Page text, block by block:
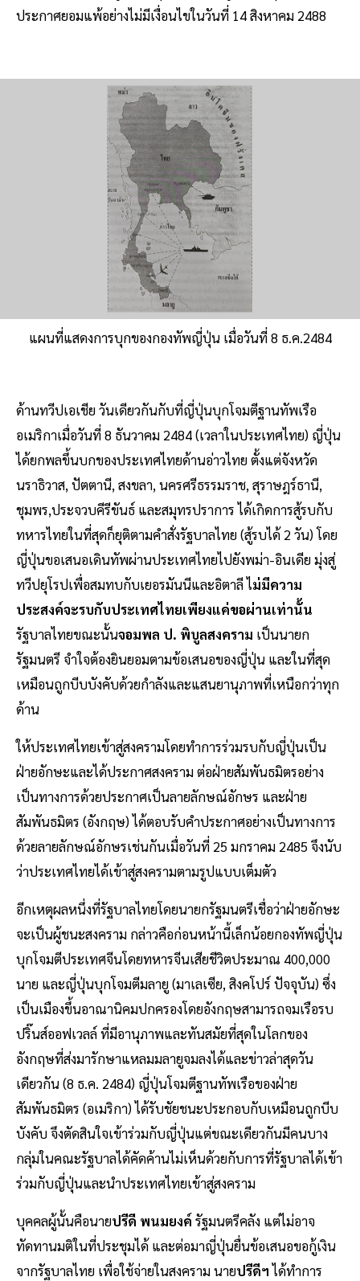
ประกาศยอมแพ้อย่างไม่มีเงื่อนไขในวันที่ 14 สิงหาคม 2488
แผนที่แสดงการบุกของกองทัพญี่ปุ่น เมื่อวันที่ 8 ธ.ค.2484
ด้านทวีปเอเชีย วันเดียวกันกับที่ญี่ปุ่นบุกโจมตีฐานทัพเรือ
อเมริกาเมื่อวันที่ 8 ธันวาคม 2484 (เวลาในประเทศไทย) ญี่ปุ่น
ได้ยกพลขึ้นบกของประเทศไทยด้านอ่าวไทย ตั้งแต่จังหวัด
นราธิวาส, ปัตตานี, สงขลา, นครศรีธรรมราช, สุราษฎร์ธานี,
ชุมพร,ประจวบคีรีขันธ์ และสมุทรปราการ ได้เกิดการสู้รบกับ
ทหารไทยในที่สุดก็ยุติตามคำสั่งรัฐบาลไทย (สู้รบได้ 2 วัน) โดย
ญี่ปุ่นขอเสนอเดินทัพผ่านประเทศไทยไปยังพม่า-อินเดีย มุ่งสู่
ทวีปยุโรปเพื่อสมทบกับเยอรมันนีและอิตาลี ไม่มีความ
ประสงค์จะรบกับประเทศไทยเพียงแค่ขอผ่านเท่านั้น
รัฐบาลไทยขณะนั้นจอมพล ป. พิบูลสงคราม เป็นนายก
รัฐมนตรี จำใจต้องยินยอมตามข้อเสนอของญี่ปุ่น และในที่สุด
เหมือนถูกบีบบังคับด้วยกำลังและแสนยานุภาพที่เหนือกว่าทุก
ด้าน
ให้ประเทศไทยเข้าสู่สงครามโดยทำการร่วมรบกับญี่ปุ่นเป็น
ฝ่ายอักษะและได้ประกาศสงคราม ต่อฝ่ายสัมพันธมิตรอย่าง
เป็นทางการด้วยประกาศเป็นลายลักษณ์อักษร และฝ่าย
สัมพันธมิตร (อังกฤษ) ได้ตอบรับคำประกาศอย่างเป็นทางการ
ด้วยลายลักษณ์อักษรเช่นกันเมื่อวันที่ 25 มกราคม 2485 จึงนับ
ว่าประเทศไทยได้เข้าสู่สงครามตามรูปแบบเต็มตัว
อีกเหตุผลหนึ่งที่รัฐบาลไทยโดยนายกรัฐมนตรีเชื่อว่าฝ่ายอักษะ
จะเป็นผู้ชนะสงคราม กล่าวคือก่อนหน้านี้เล็กน้อยกองทัพญี่ปุ่น
บุกโจมตีประเทศจีนโดยทหารจีนเสียชีวิตประมาณ 400,000
นาย และญี่ปุ่นบุกโจมตีมลายู (มาเลเซีย, สิงคโปร์ ปัจจุบัน) ซึ่ง
เป็นเมืองขึ้นอาณานิคมปกครองโดยอังกฤษสามารถจมเรือรบ
ปริ๊นส์ออฟเวลล์ ที่มีอานุภาพและทันสมัยที่สุดในโลกของ
อังกฤษที่ส่งมารักษาแหลมมลายูจมลงได้และข่าวล่าสุดวัน
เดียวกัน (8 ธ.ค. 2484) ญี่ปุ่นโจมตีฐานทัพเรือของฝ่าย
สัมพันธมิตร (อเมริกา) ได้รับชัยชนะประกอบกับเหมือนถูกบีบ
บังคับ จึงตัดสินใจเข้าร่วมกับญี่ปุ่นแต่ขณะเดียวกันมีคนบาง
กลุ่มในคณะรัฐบาลได้คัดค้านไม่เห็นด้วยกับการที่รัฐบาลได้เข้า
ร่วมกับญี่ปุ่นและนำประเทศไทยเข้าสู่สงคราม
บุคคลผู้นั้นคือนายปรีดี พนมยงค์ รัฐมนตรีคลัง แต่ไม่อาจ
ทัดทานมติในที่ประชุมได้ และต่อมาญี่ปุ่นยื่นข้อเสนอขอกู้เงิน
จากรัฐบาลไทย เพื่อใช้จ่ายในสงคราม นายปรีดีฯได้ทำการ